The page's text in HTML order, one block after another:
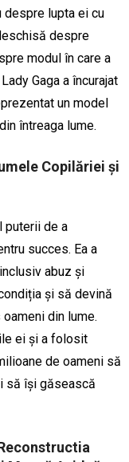
despre lupta ei cu
despre
modul în care a
Gaga a încurajat
un model
întreaga lume.
Copilăriei și
puterii de a
succes. Ea a
abuz și
și să devină
din lume.
ei și a folosit
de oameni să
să își găsească